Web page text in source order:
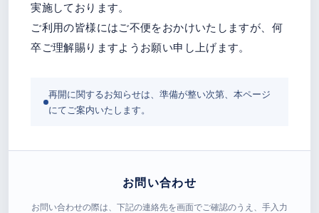
実施しております。
ご利用の皆様にはご不便をおかけいたしますが、何
卒ご理解賜りますようお願い申し上げます。
再開に関するお知らせは、準備が整い次第、本ページ
にてご案内いたします。
お問い合わせ
お問い合わせの際は、下記の連絡先を画面でご確認のうえ、手入力